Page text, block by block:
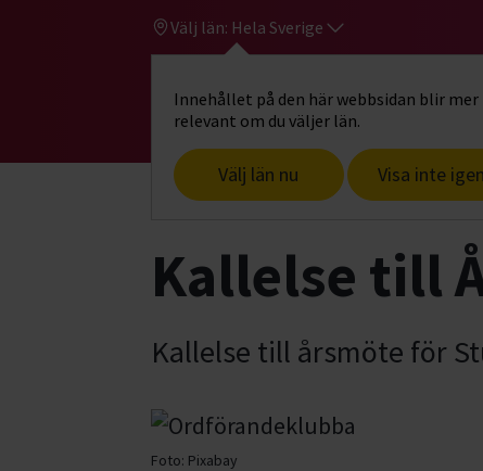
Välj län: Hela Sverige
Innehållet på den här webbsidan blir mer
relevant om du väljer län.
Välj län nu Visa inte igen
Gå till studiefrämjandets startsida
Start Årsmöte 2021
Kallelse till
Kallelse till årsmöte för
Foto: Pixabay